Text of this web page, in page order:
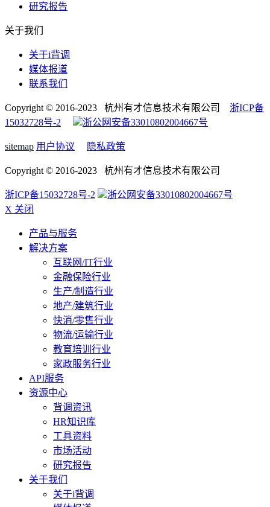
研究报告
关于我们
关于i背调
媒体报道
联系我们
Copyright © 2016-2023 杭州有才信息技术有限公司 浙ICP备
15032728号-2
浙公网安备33010802004667号
sitemap 用户协议 隐私政策
Copyright © 2016-2023 杭州有才信息技术有限公司
浙ICP备15032728号-2
浙公网安备33010802004667号
X 关闭
产品与服务
解决方案
互联网/IT行业
金融保险行业
生产/制造行业
地产/建筑行业
快消/零售行业
物流/运输行业
教育培训行业
家政服务行业
API服务
资源中心
背调资讯
HR知识库
工具资料
市场活动
研究报告
关于我们
关于i背调